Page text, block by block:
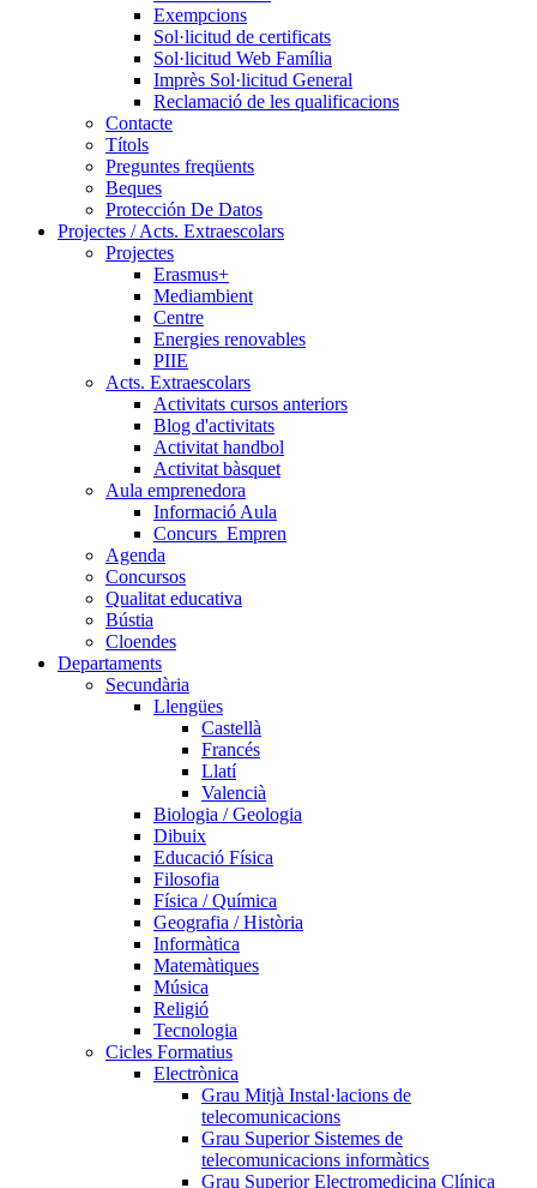
Exempcions
Sol·licitud de certificats
Sol·licitud Web Família
Imprès Sol·licitud General
Reclamació de les qualificacions
Contacte
Títols
Preguntes freqüents
Beques
Protección De Datos
Projectes / Acts. Extraescolars
Projectes
Erasmus+
Mediambient
Centre
Energies renovables
PIIE
Acts. Extraescolars
Activitats cursos anteriors
Blog d'activitats
Activitat handbol
Activitat bàsquet
Aula emprenedora
Informació Aula
Concurs_Empren
Agenda
Concursos
Qualitat educativa
Bústia
Cloendes
Departaments
Secundària
Llengües
Castellà
Francés
Llatí
Valencià
Biologia / Geologia
Dibuix
Educació Física
Filosofia
Física / Química
Geografia / Història
Informàtica
Matemàtiques
Música
Religió
Tecnologia
Cicles Formatius
Electrònica
Grau Mitjà Instal·lacions de
telecomunicacions
Grau Superior Sistemes de
telecomunicacions informàtics
Grau Superior Electromedicina Clínica